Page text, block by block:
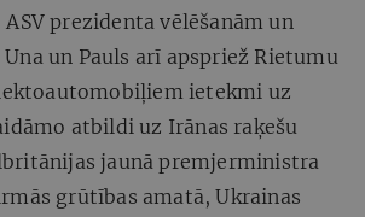
prezidenta vēlēšanām un
un Pauls arī apspriež Rietumu
ietekmi uz
atbildi uz Irānas raķešu
jaunā premjerministra
grūtības amatā, Ukrainas